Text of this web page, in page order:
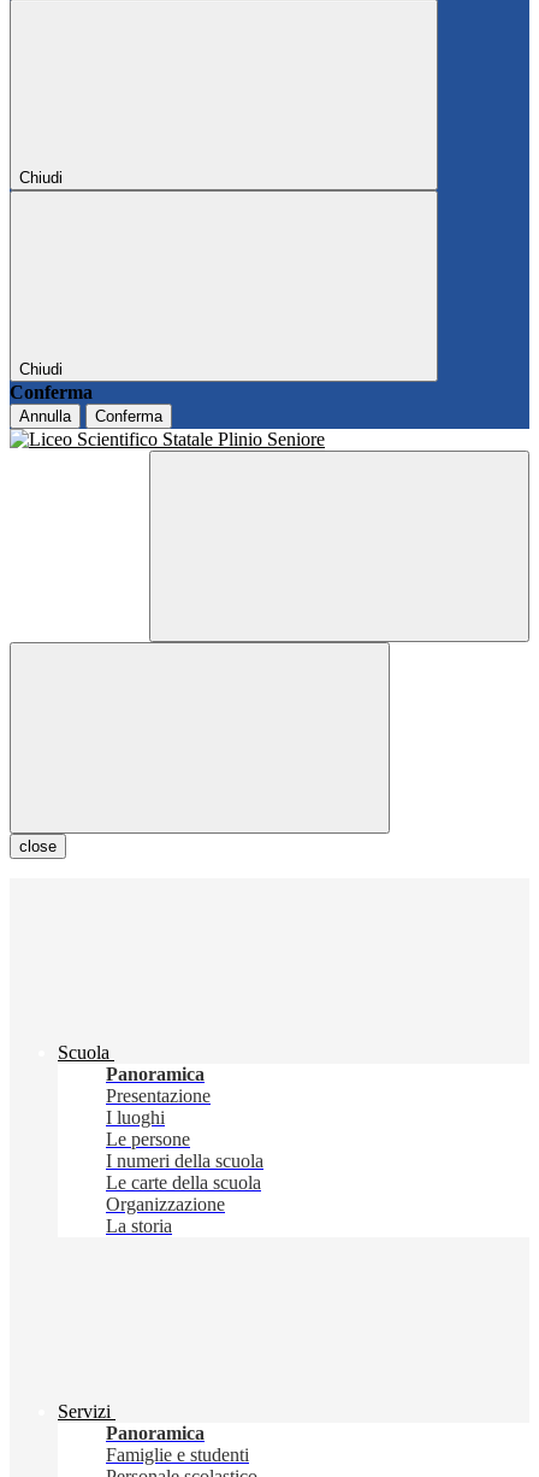
Chiudi
Chiudi
Conferma
Annulla Conferma
close
Scuola
Panoramica
Presentazione
I luoghi
Le persone
I numeri della scuola
Le carte della scuola
Organizzazione
La storia
Servizi
Panoramica
Famiglie e studenti